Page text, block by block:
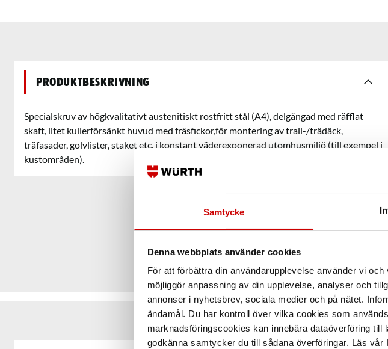
Samtycke
Denna webbplats använder cookies
För att förbättra din användarupplevelse använder vi
möjliggör anpassning av din upplevelse, analyser och
annonser i nyhetsbrev, sociala medier och på nätet.
ändamål. Du har kontroll över vilka cookies som
marknadsföringscookies kan innebära dataöverföring
godkänna samtycker du till sådana överföringar. Läs
Produktbeskrivning
Specialskruv av högkvalitativt austenitiskt rostfritt stål (A4), delgängad med räfflat
skaft, litet kullerförsänkt huvud med fräsfickor,för montering av trall-/trädäck,
träfasader, golvlister, staket etc. i konstant väderexponerad utomhusmiljö (till exempel i
kustområden).